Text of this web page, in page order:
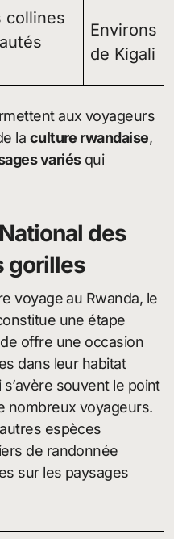
collines
Environs
de Kigali
aux voyageurs
la culture rwandaise,
variésqui
des
gorilles
voyage au Rwanda, le
une étape
offre une occasion
dans leur habitat
souvent le point
nombreux voyageurs.
espèces
de randonnée
sur les paysages